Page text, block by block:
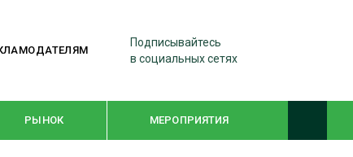
Подписывайтесь
в социальных сетях
РЫНОК МЕРОПРИЯТИЯ